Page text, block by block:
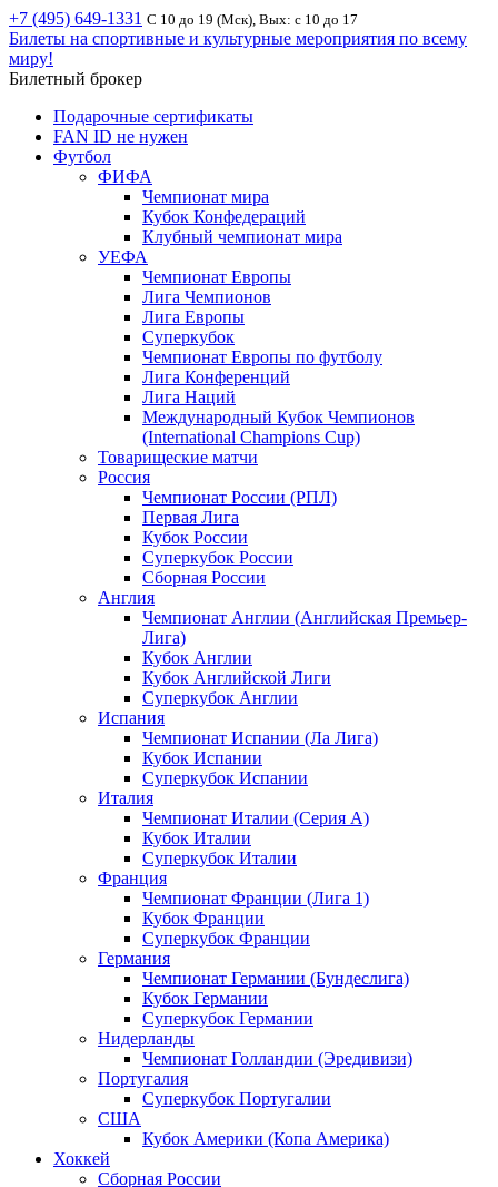
+7 (495) 649-1331 С 10 до 19 (Мск), Вых: с 10 до 17
Билеты на спортивные и культурные мероприятия по всему
миру!
Билетный брокер
Подарочные сертификаты
FAN ID не нужен
Футбол
ФИФА
Чемпионат мира
Кубок Конфедераций
Клубный чемпионат мира
УЕФА
Чемпионат Европы
Лига Чемпионов
Лига Европы
Суперкубок
Чемпионат Европы по футболу
Лига Конференций
Лига Наций
Международный Кубок Чемпионов
(International Champions Cup)
Товарищеские матчи
Россия
Чемпионат России (РПЛ)
Первая Лига
Кубок России
Суперкубок России
Сборная России
Англия
Чемпионат Англии (Английская Премьер-
Лига)
Кубок Англии
Кубок Английской Лиги
Суперкубок Англии
Испания
Чемпионат Испании (Ла Лига)
Кубок Испании
Суперкубок Испании
Италия
Чемпионат Италии (Серия А)
Кубок Италии
Суперкубок Италии
Франция
Чемпионат Франции (Лига 1)
Кубок Франции
Суперкубок Франции
Германия
Чемпионат Германии (Бундеслига)
Кубок Германии
Суперкубок Германии
Нидерланды
Чемпионат Голландии (Эредивизи)
Португалия
Суперкубок Португалии
США
Кубок Америки (Копа Америка)
Хоккей
Сборная России